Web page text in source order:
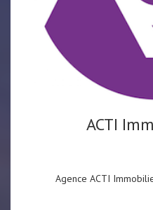
ACTI
Agence ACTI